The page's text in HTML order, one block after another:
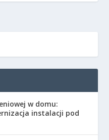
w domu:
instalacji pod